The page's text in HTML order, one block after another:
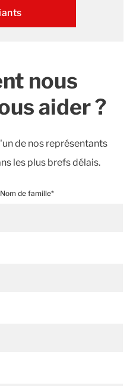
nous
aider ?
de nos représentants
les plus brefs délais.
Nom de famille*